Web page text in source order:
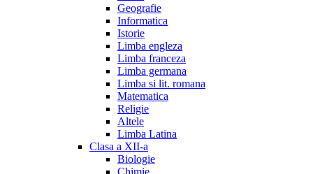
Geografie
Informatica
Istorie
Limba engleza
Limba franceza
Limba germana
Limba si lit. romana
Matematica
Religie
Altele
Limba Latina
Clasa a XII-a
Biologie